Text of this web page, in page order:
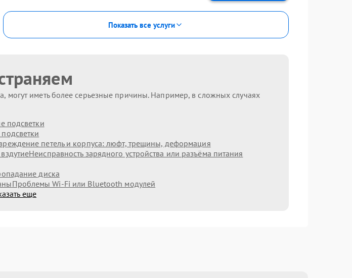
Показать все услуги
иметь более серьезные причины. Например, в сложных случаях
подсветки
петель и корпуса: люфт, трещины, деформация
Неисправность зарядного устройства или разъёма питания
диска
Проблемы Wi‑Fi или Bluetooth модулей
еще